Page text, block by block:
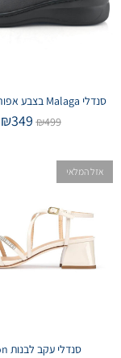
סנדלי Malaga בצבע אפור דנים כהה
₪499
₪349
אזל המלאי
סנדלי עקב לבנות Kyton